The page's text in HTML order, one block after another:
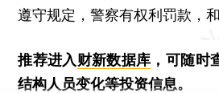
遵守规定，警察有权利罚款，
推荐进入财新数据库 ，可随时
结构人员变化等投资信息。